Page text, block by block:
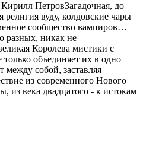
Загадочная, до
религия вуду, колдовские чары
сообщество вампиров…
разных, никак не
Королева мистики с
объединяет их в одно
между собой, заставляя
из современного Нового
из века двадцатого - к истокам